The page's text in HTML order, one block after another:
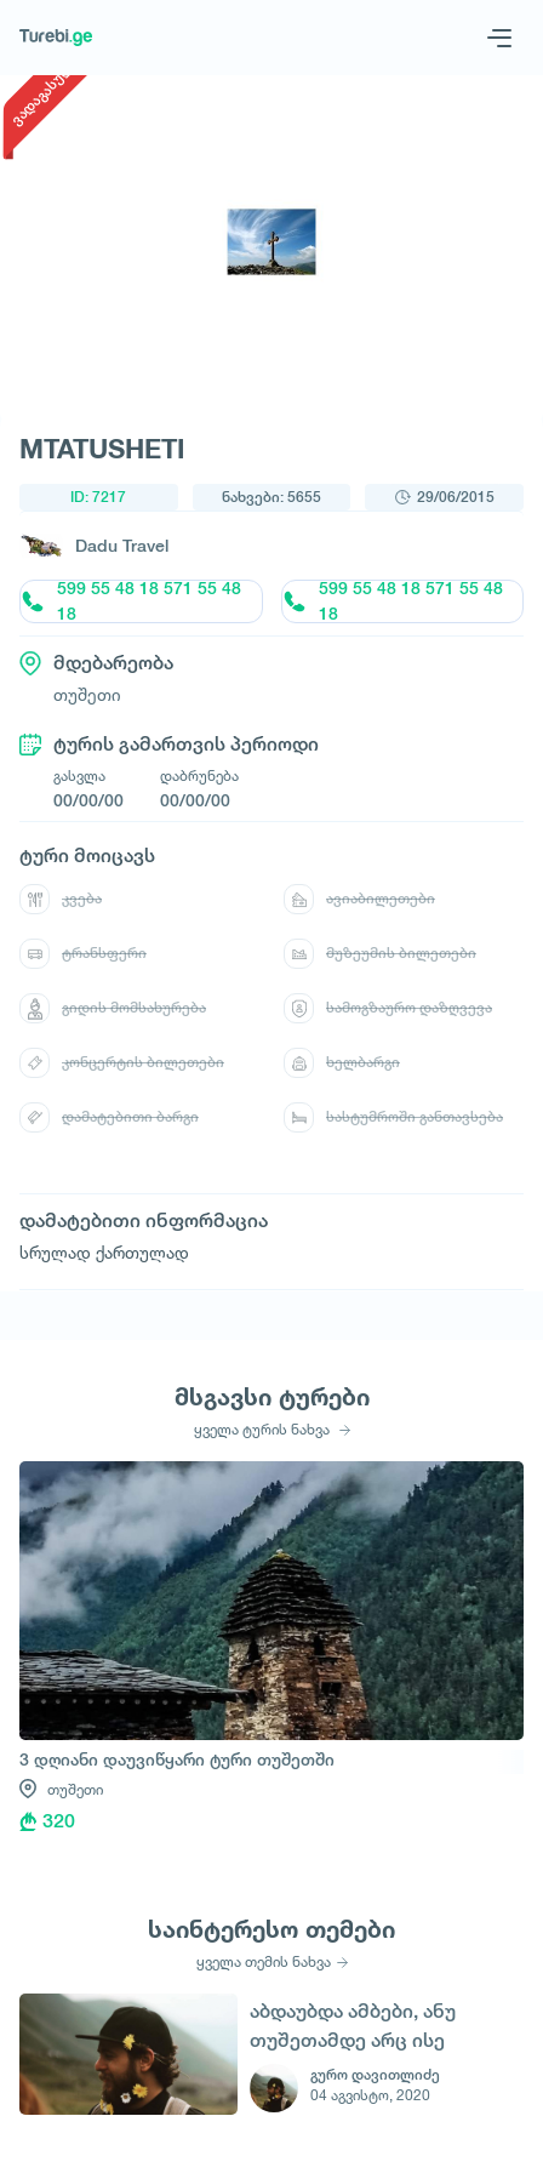
მოითხოვე ტური
ვადაგასული
MTATUSHETI
ID: 7217 ნახვები: 5655 29/06/2015
Dadu Travel
599 55 48 18 571 55 48
18
599 55 48 18 571 55 48
18
მდებარეობა
თუშეთი
ტურის გამართვის პერიოდი
გასვლა
00/00/00
დაბრუნება
00/00/00
დამატებითი ინფორმაცია
სრულად ქართულად
ტური მოიცავს
კვება ავიაბილეთები
ტრანსფერი მუზეუმის ბილეთები
გიდის მომსახურება სამოგზაურო დაზღვევა
კონცერტის ბილეთები ხელბარგი
დამატებითი ბარგი სასტუმროში განთავსება
მსგავსი ტურები
ყველა ტურის ნახვა
3 დღიანი დაუვიწყარი ტური თუშეთში
თუშეთი
320
საინტერესო თემები
ყველა თემის ნახვა
აბდაუბდა ამბები, ანუ
თუშეთამდე არც ისე
შორია
გურო დავითლიძე
04 აგვისტო, 2020